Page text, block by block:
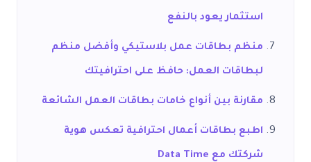
استثمار يعود بالنفع
منظم بطاقات عمل بلاستيكي وأفضل منظم
لبطاقات العمل: حافظ على احترافيتك
مقارنة بين أنواع خامات بطاقات العمل الشائعة
اطبع بطاقات أعمال احترافية تعكس هوية
شركتك مع Data Time